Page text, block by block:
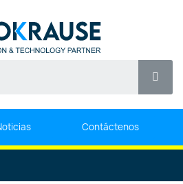
Contáctenos